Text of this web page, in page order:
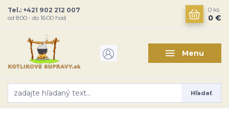
Menu
Hľadať
Tel.: +421 902 212 007
od 8:00 - do 16:00 hod
0 ks
0 €